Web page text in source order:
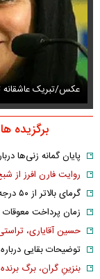
عکس/تبریک عاشقانه
برگزیده ها
پایان گمانه زنی‌ها
روایت فارن افرز از
گرمای بالاتر از ۵۰ درجه از این تاریخ در خوزستان
زمان پرداخت معوقات
حسین آقایاری،
توضیحات بقایی
بنزینِ گران، برگ